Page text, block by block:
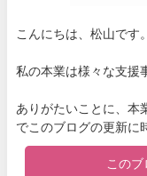
こんにちは、松山です。
私の本業は様々な支援
ありがたいことに、本
でこのブログの更新に
このブ